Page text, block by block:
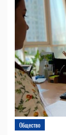
Общество